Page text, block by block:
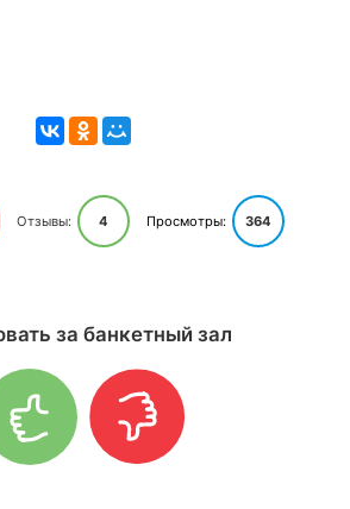
Отзывы: 4 Просмотры: 364
за банкетный зал